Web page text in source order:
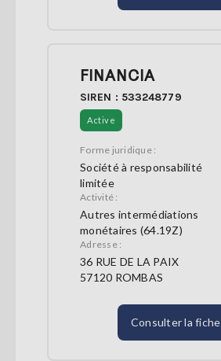
FINANCIA
SIREN : 533248779
Active
Forme juridique :
Société à responsabilité
limitée
Activité :
Autres intermédiations
monétaires (64.19Z)
Adresse :
36 RUE DE LA PAIX
57120 ROMBAS
Consulter la fiche